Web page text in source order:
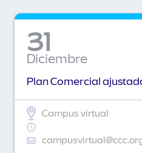
31
Diciembre
Plan Comercial
Campus virtual